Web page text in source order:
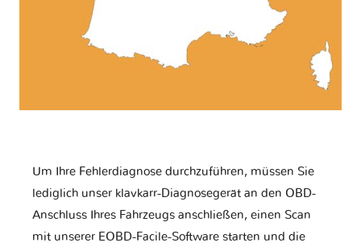
Um Ihre Fehlerdiagnose durchzuführen, müssen Sie
lediglich unser klavkarr-Diagnosegerät an den OBD-
Anschluss Ihres Fahrzeugs anschließen, einen Scan
mit unserer EOBD-Facile-Software starten und die